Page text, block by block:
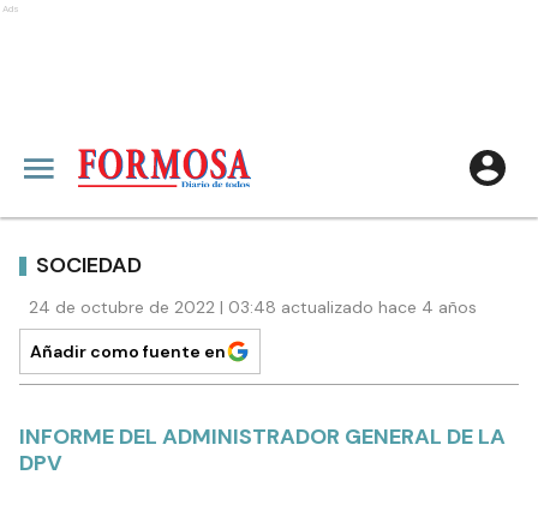
Ads
SOCIEDAD
24 de octubre de 2022 | 03:48 actualizado hace 4 años
Añadir como fuente en
INFORME DEL ADMINISTRADOR GENERAL DE LA
DPV